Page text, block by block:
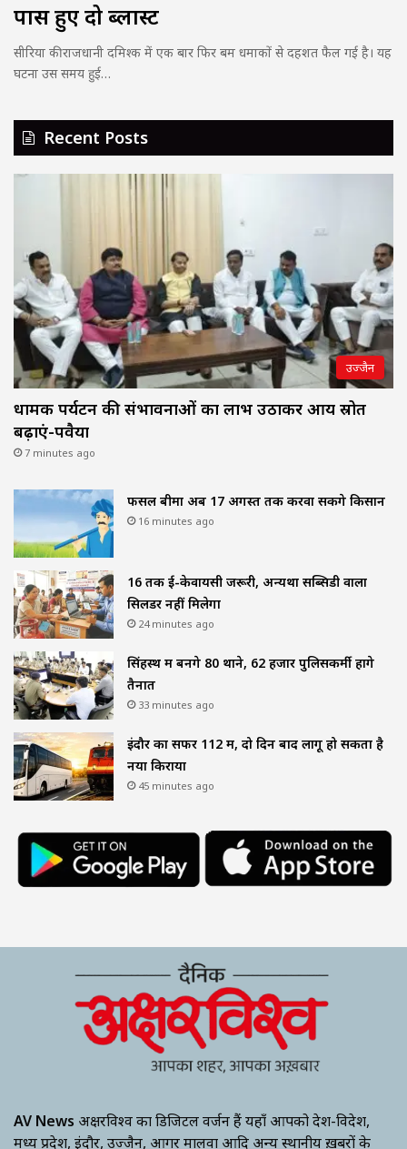
पास हुए दो ब्लास्ट
सीरिया की राजधानी दमिश्क में एक बार फिर बम धमाकों से दहशत फैल गई है। यह
घटना उस समय हुई…
Recent Posts
उज्जैन
धार्मिक पर्यटन की संभावनाओं का लाभ उठाकर आय स्रोत
बढ़ाएं-पवैया
7 minutes ago
फसल बीमा अब 17 अगस्त तक करवा सकेंगे किसान
16 minutes ago
16 तक ई-केवायसी जरूरी, अन्यथा सब्सिडी वाला
सिलेंडर नहीं मिलेगा
24 minutes ago
सिंहस्थ में बनेंगे 80 थाने, 62 हजार पुलिसकर्मी होंगे
तैनात
33 minutes ago
इंदौर का सफर 112 में, दो दिन बाद लागू हो सकता है
नया किराया
45 minutes ago
AV News अक्षरविश्व का डिजिटल वर्जन हैं यहाँ आपको देश-विदेश,
मध्य प्रदेश, इंदौर, उज्जैन, आगर मालवा आदि अन्य स्थानीय ख़बरों के